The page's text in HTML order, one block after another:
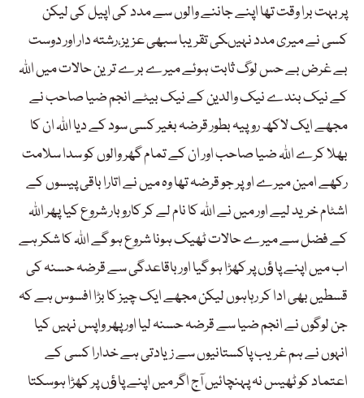
پر بہت برا وقت تھا اپنے جاننے والوں سے مدد کی اپیل کی لیکن
کسی نے میری مدد نہیںکی تقریبا سبھی عزیز،رشتہ دار اور دوست
بے غرض بے حس لوگ ثابت ہوئے میرے برے ترین حالات میں اللہ
کے نیک بندے نیک والدین کے نیک بیٹے انجم ضیا صاحب نے
مجھے ایک لاکھ روپیہ بطور قرضہ بغیر کسی سود کے دیا اللہ ان کا
بھلا کرے اللہ ضیا صاحب اور ان کے تمام گھر والوں کو سدا سلامت
رکھے امین میرے اوپر جو قرضہ تھا وہ میں نے اتارا باقی پیسوں کے
اشٹام خرید لیے اور میں نے اللہ کا نام لے کر کاروبار شروع کیا پھر اللہ
کے فضل سے میرے حالات ٹھیک ہونا شروع ہو گے اللہ کا شکر ہے
اب میں اپنے پاﺅں پر کھڑا ہو گیا اور باقاعدگی سے قرضہ حسنہ کی
قسطیں بھی ادا کر رہاہوں لیکن مجھے ایک چیز کا بڑا افسوس ہے کہ
جن لوگوں نے انجم ضیا سے قرضہ حسنہ لیا اور پھر واپس نہیں کیا
انہوں نے ہم غریب پاکستانیوں سے زیادتی ہے خدارا کسی کے
اعتماد کو ٹھیس نہ پہنچائیں آج اگر میں اپنے پاﺅں پر کھڑا ہوسکتا